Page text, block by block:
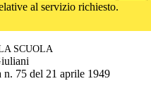
al servizio richiesto.
SCUOLA
n. 75 del 21 aprile 1949